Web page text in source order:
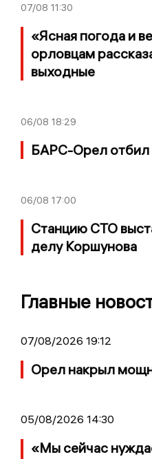
07/08 11:30
«Ясная погода и
орловцам
выходные
06/08 18:29
БАРС-Орел отбил
06/08 17:00
Станцию СТО
делу Коршунова
Главные
07/08/2026 19:12
Орел накрыл
05/08/2026 14:30
«Мы сейчас